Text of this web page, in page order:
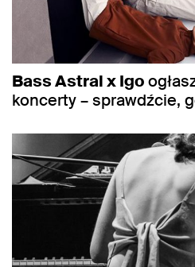
Bass Astral x Igo
koncerty – sprawdźcie,